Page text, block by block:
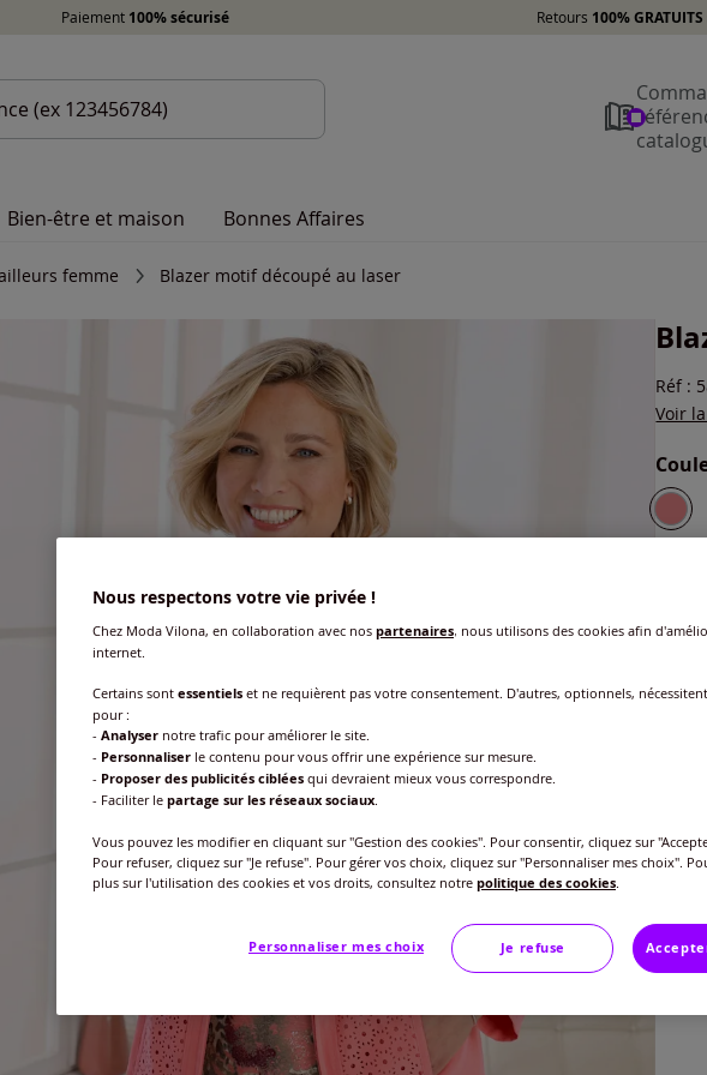
Paiement 100% sécurisé Retours 100%
Bien-être et maison Bonnes Affaires
femme Blazer motif découpé au laser
Réf :
Voir
46
48
Nous respectons votre vie privée !
Chez Moda Vilona, en collaboration avec nos partenaires, nous utilisons des cookies afin
internet.
Certains sont essentiels et ne requièrent pas votre consentement. D'autres, optionnels,
pour :
- Analyser notre trafic pour améliorer le site.
- Personnaliser le contenu pour vous offrir une expérience sur mesure.
- Proposer des publicités ciblées qui devraient mieux vous correspondre.
- Faciliter le partage sur les réseaux sociaux.
Vous pouvez les modifier en cliquant sur "Gestion des cookies". Pour consentir, cliquez sur
Pour refuser, cliquez sur "Je refuse". Pour gérer vos choix, cliquez sur "Personnaliser mes choix".
plus sur l'utilisation des cookies et vos droits, consultez notre politique des cookies.
Personnaliser mes choix Je refuse